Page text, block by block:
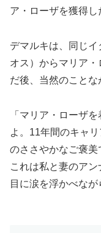
ア・ローザを獲得し
デマルキは、同じ
オス）からマリア
だ後、当然のことな
「マリア・ローザ
よ。11年間のキャ
のささやかなご褒美
これは私と妻のア
目に涙を浮かべなが